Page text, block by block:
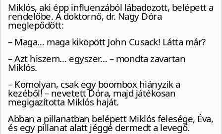
Miklós, aki épp influenzából lábadozott, belépett a
rendelőbe. A doktornő, dr. Nagy Dóra
meglepődött:
– Maga… maga kiköpött John Cusack! Látta már?
– Azt hiszem… egyszer… – mondta zavartan
Miklós.
– Komolyan, csak egy boombox hiányzik a
kezéből! – nevetett Dóra, majd játékosan
megigazította Miklós haját.
Abban a pillanatban belépett Miklós felesége, Éva,
és egy pillanat alatt jéggé dermedt a levegő.